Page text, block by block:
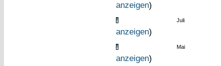
anzeigen)
Juli
anzeigen)
Mai
anzeigen)